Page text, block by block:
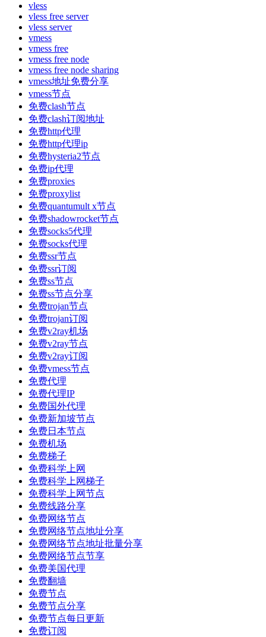
vless
vless free server
vless server
vmess
vmess free
vmess free node
vmess free node sharing
vmess地址免费分享
vmess节点
免费clash节点
免费clash订阅地址
免费http代理
免费http代理ip
免费hysteria2节点
免费ip代理
免费proxies
免费proxylist
免费quantumult x节点
免费shadowrocket节点
免费socks5代理
免费socks代理
免费ssr节点
免费ssr订阅
免费ss节点
免费ss节点分享
免费trojan节点
免费trojan订阅
免费v2ray机场
免费v2ray节点
免费v2ray订阅
免费vmess节点
免费代理
免费代理IP
免费国外代理
免费新加坡节点
免费日本节点
免费机场
免费梯子
免费科学上网
免费科学上网梯子
免费科学上网节点
免费线路分享
免费网络节点
免费网络节点地址分享
免费网络节点地址批量分享
免费网络节点节享
免费美国代理
免费翻墙
免费节点
免费节点分享
免费节点每日更新
免费订阅